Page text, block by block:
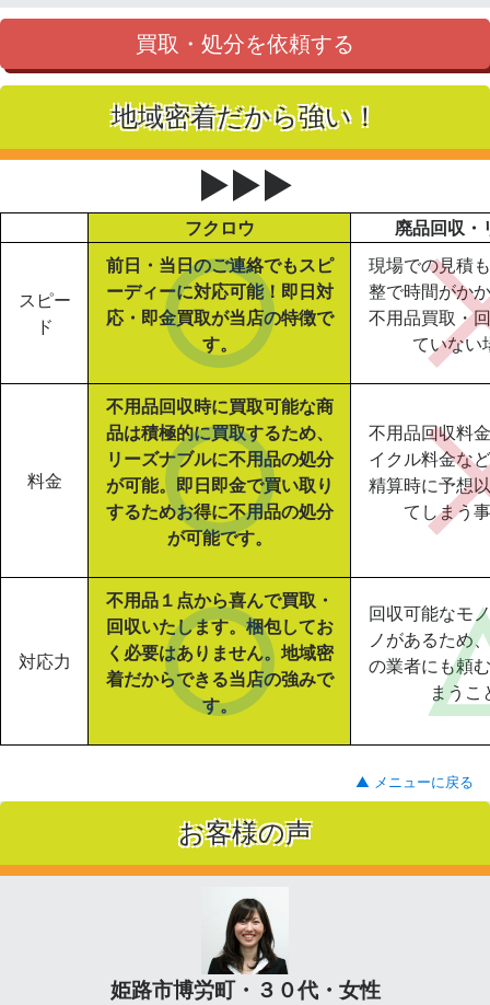
買取・処分を依頼する
地域密着だから強い！
▶▶▶
フクロウ 廃品回収・
スピー
ド
前日・当日のご連絡でもスピ
ーディーに対応可能！即日対
応・即金買取が当店の特徴で
す。
現場での見積
整で時間がか
不用品買取・
ていない
料金
不用品回収時に買取可能な商
品は積極的に買取するため、
リーズナブルに不用品の処分
が可能。即日即金で買い取り
するためお得に不用品の処分
が可能です。
不用品回収料
イクル料金な
精算時に予想
てしまう
対応力
不用品１点から喜んで買取・
回収いたします。梱包してお
く必要はありません。地域密
着だからできる当店の強みで
す。
回収可能なモ
ノがあるため
の業者にも頼
まうこ
▲ メニューに戻る
お客様の声
姫路市博労町・３０代・女性